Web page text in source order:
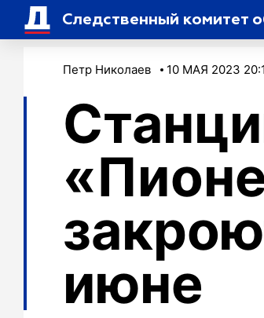
Следственный комитет
Петр Николаев 10 МАЯ 2023
июне